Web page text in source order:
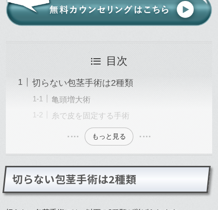
目次
切らない包茎手術は2種類
亀頭増大術
糸で皮を固定する手術
もっと見る
切らない包茎手術は2種類